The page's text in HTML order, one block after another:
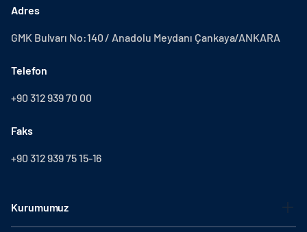
Adres
GMK Bulvarı No:140 / Anadolu Meydanı Çankaya/ANKARA
Telefon
+90 312 939 70 00
Faks
+90 312 939 75 15-16
Kurumumuz